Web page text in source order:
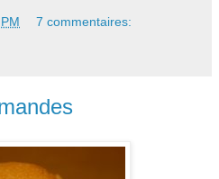
7 commentaires: